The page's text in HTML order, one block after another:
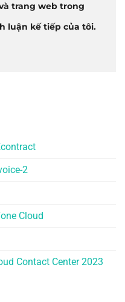
trang web trong
luận kế tiếp của tôi.
2
Cloud
Contact Center 2023